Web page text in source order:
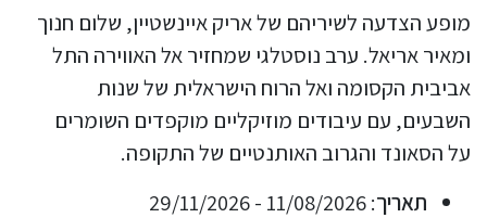
מופע הצדעה לשיריהם של אריק איינשטיין, שלום חנוך
ומאיר אריאל. ערב נוסטלגי שמחזיר אל האווירה התל
אביבית הקסומה ואל הרוח הישראלית של שנות
השבעים, עם עיבודים מוזיקליים מוקפדים השומרים
על הסאונד והגרוב האותנטיים של התקופה.
תאריך: 11/08/2026 - 29/11/2026